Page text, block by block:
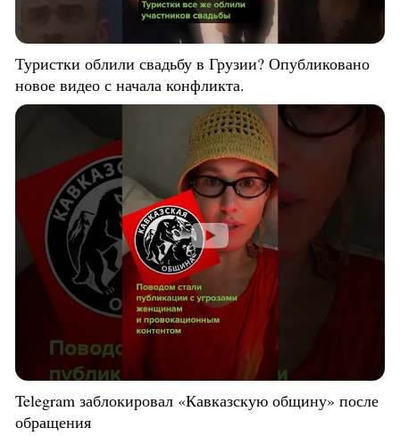
Туристки облили свадьбу в Грузии? Опубликовано
новое видео с начала конфликта.
Telegram заблокировал «Кавказскую общину» после
обращения